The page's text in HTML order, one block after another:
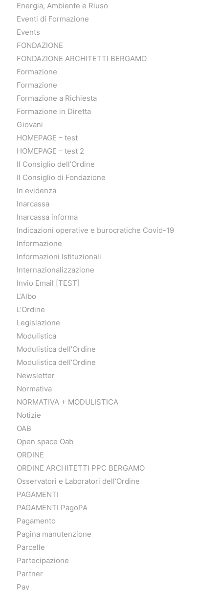
Energia, Ambiente e Riuso
Eventi di Formazione
Events
FONDAZIONE
FONDAZIONE ARCHITETTI BERGAMO
Formazione
Formazione
Formazione a Richiesta
Formazione in Diretta
Giovani
HOMEPAGE – test
HOMEPAGE – test 2
Il Consiglio dell’Ordine
Il Consiglio di Fondazione
In evidenza
Inarcassa
Inarcassa informa
Indicazioni operative e burocratiche Covid-19
Informazione
Informazioni Istituzionali
Internazionalizzazione
Invio Email [TEST]
L’Albo
L’Ordine
Legislazione
Modulistica
Modulistica dell’Ordine
Modulistica dell’Ordine
Newsletter
Normativa
NORMATIVA + MODULISTICA
Notizie
OAB
Open space Oab
ORDINE
ORDINE ARCHITETTI PPC BERGAMO
Osservatori e Laboratori dell’Ordine
PAGAMENTI
PAGAMENTI PagoPA
Pagamento
Pagina manutenzione
Parcelle
Partecipazione
Partner
Pay